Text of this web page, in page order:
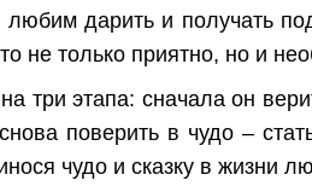
дарить и получать
не только приятно, но и
три этапа: сначала он
поверить в чудо –
чудо и сказку в жизни